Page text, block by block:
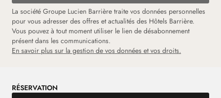
La société Groupe Lucien Barrière traite vos données personnelles
pour vous adresser des offres et actualités des Hôtels Barrière.
Vous pouvez à tout moment utiliser le lien de désabonnement
présent dans les communications.
En savoir plus sur la gestion de vos données et vos droits.
RÉSERVATION